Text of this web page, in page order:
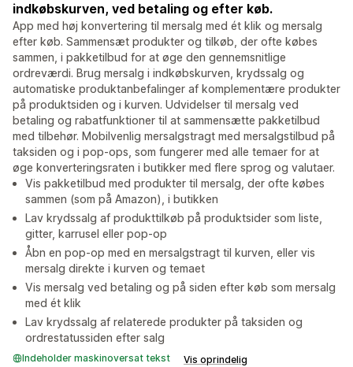
indkøbskurven, ved betaling og efter køb.
App med høj konvertering til mersalg med ét klik og mersalg
efter køb. Sammensæt produkter og tilkøb, der ofte købes
sammen, i pakketilbud for at øge den gennemsnitlige
ordreværdi. Brug mersalg i indkøbskurven, krydssalg og
automatiske produktanbefalinger af komplementære produkter
på produktsiden og i kurven. Udvidelser til mersalg ved
betaling og rabatfunktioner til at sammensætte pakketilbud
med tilbehør. Mobilvenlig mersalgstragt med mersalgstilbud på
taksiden og i pop-ops, som fungerer med alle temaer for at
øge konverteringsraten i butikker med flere sprog og valutaer.
Vis pakketilbud med produkter til mersalg, der ofte købes
sammen (som på Amazon), i butikken
Lav krydssalg af produkttilkøb på produktsider som liste,
gitter, karrusel eller pop-op
Åbn en pop-op med en mersalgstragt til kurven, eller vis
mersalg direkte i kurven og temaet
Vis mersalg ved betaling og på siden efter køb som mersalg
med ét klik
Lav krydssalg af relaterede produkter på taksiden og
ordrestatussiden efter salg
Indeholder maskinoversat tekst Vis oprindelig